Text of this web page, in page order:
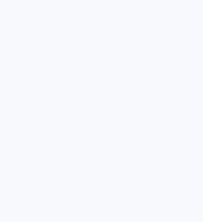
te hebben met een
waarbij de belangen
waren. Bij ons
met een
Yves heeft
werk gesteld om dit
conform de
en zonder veel
in de plaatsing
werden alle
door de firma